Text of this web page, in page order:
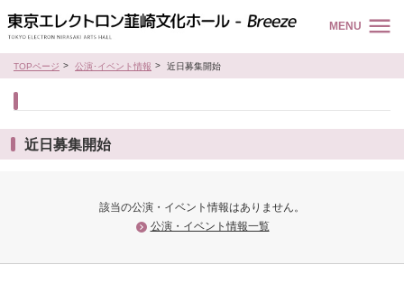
MENU
TOPページ 公演･イベント情報 近日募集開始
近日募集開始
該当の公演・イベント情報はありません。
公演・イベント情報一覧